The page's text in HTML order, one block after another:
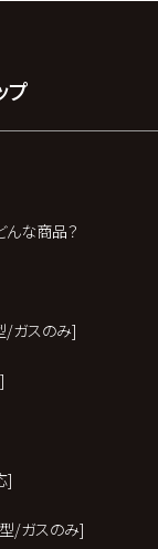
プ
んな商品？
/ガスのみ]
]
/ガスのみ]